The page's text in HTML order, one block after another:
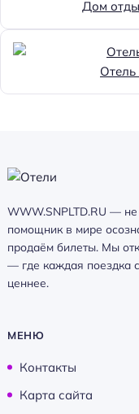
Дом
WWW.SNPLTD.RU —
помощник в мире
продаём билеты. Мы
— где каждая поездка
ценнее.
МЕНЮ
Контакты
Карта сайта